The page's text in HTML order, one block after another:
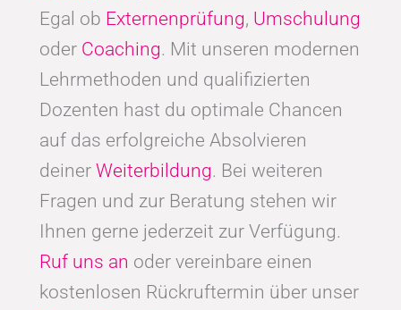
Egal ob Externenprüfung, Umschulung
oder Coaching. Mit unseren modernen
Lehrmethoden und qualifizierten
Dozenten hast du optimale Chancen
auf das erfolgreiche Absolvieren
deiner Weiterbildung. Bei weiteren
Fragen und zur Beratung stehen wir
Ihnen gerne jederzeit zur Verfügung.
Ruf uns an oder vereinbare einen
kostenlosen Rückruftermin über unser